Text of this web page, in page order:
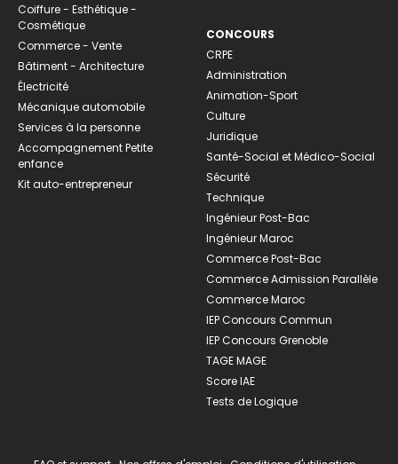
Coiffure - Esthétique -
Cosmétique
Commerce - Vente
Bâtiment - Architecture
Électricité
Mécanique automobile
Services à la personne
Accompagnement Petite
enfance
Kit auto-entrepreneur
CONCOURS
CRPE
Administration
Animation-Sport
Culture
Juridique
Santé-Social et Médico-Social
Sécurité
Technique
Ingénieur Post-Bac
Ingénieur Maroc
Commerce Post-Bac
Commerce Admission Parallèle
Commerce Maroc
IEP Concours Commun
IEP Concours Grenoble
TAGE MAGE
Score IAE
Tests de Logique